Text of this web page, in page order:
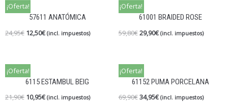
¡Oferta!
57611 ANATÓMICA
24,95€ 12,50€ (incl. impuestos)
¡Oferta!
61001 BRAIDED ROSE
59,80€29,90€ (incl. impuestos)
¡Oferta!
6115 ESTAMBUL BEIG
21,90€ 10,95€ (incl. impuestos)
¡Oferta!
61152 PUMA PORCELANA
69,90€34,95€ (incl. impuestos)